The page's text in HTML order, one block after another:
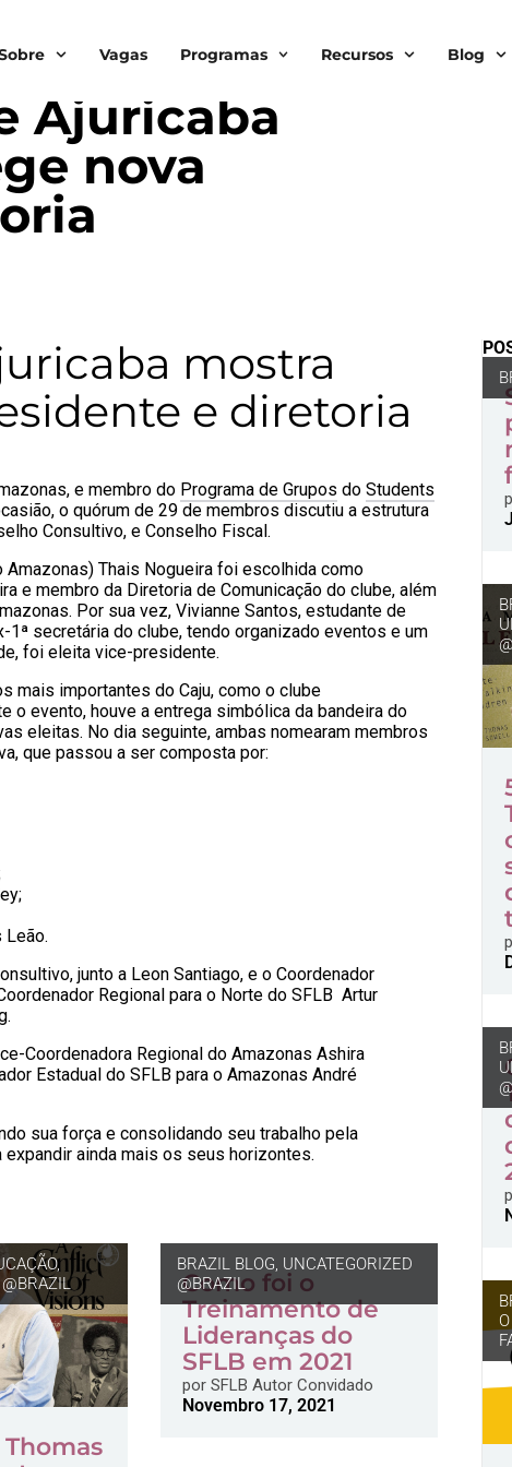
Vagas Programas Recursos Blog
Ajuricaba
nova
mostra
e diretoria
e membro do Programa de Grupos doStudents
o quórum de 29 de membros discutiu a estrutura
Consultivo, e Conselho Fiscal.
Thais Nogueira foi escolhida como
e membro da Diretoria de Comunicação do clube, além
Por sua vez, Vivianne Santos, estudante de
secretária do clube, tendo organizado eventos e um
foi eleita vice-presidente.
mais importantes do Caju, como o clube
o evento, houve a entrega simbólica da bandeira do
eleitas. No dia seguinte, ambas nomearam membros
que passou a ser composta por:
Leão.
junto a Leon Santiago, e o Coordenador
Regional para o Norte do SFLB Artur
Coordenadora Regional do Amazonas Ashira
Estadual do SFLB para o Amazonas André
sua força e consolidando seu trabalho pela
ainda mais os seus horizontes.
,
BRAZIL BLOG, UNCATEGORIZED
@BRAZIL
Como foi o
Treinamento de
Lideranças do
SFLB em 2021
por SFLB Autor Convidado
Novembro 17, 2021